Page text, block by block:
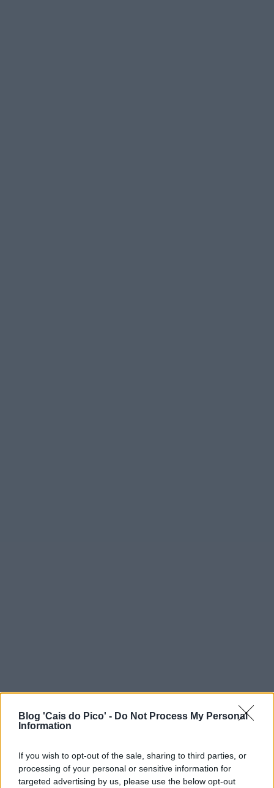
Blog 'Cais do Pico' - Do Not Process My Personal
Information
If you wish to opt-out of the sale, sharing to third parties, or
processing of your personal or sensitive information for
targeted advertising by us, please use the below opt-out